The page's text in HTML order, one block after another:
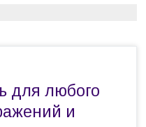
для любого
и